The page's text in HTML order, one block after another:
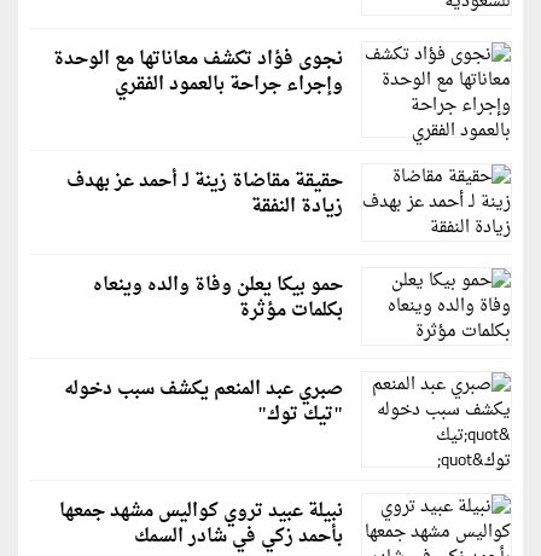
نجوى فؤاد تكشف معاناتها مع الوحدة
وإجراء جراحة بالعمود الفقري
حقيقة مقاضاة زينة لـ أحمد عز بهدف
زيادة النفقة
حمو بيكا يعلن وفاة والده وينعاه
بكلمات مؤثرة
صبري عبد المنعم يكشف سبب دخوله
"تيك توك"
نبيلة عبيد تروي كواليس مشهد جمعها
بأحمد زكي في شادر السمك